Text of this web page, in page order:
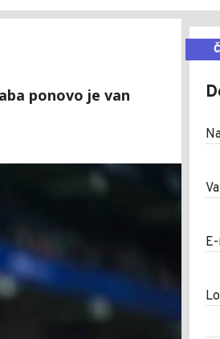
ponovo je van